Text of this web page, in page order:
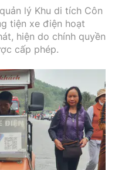
lý Khu di tích Côn
tiện xe điện hoạt
hiện do chính quyền
cấp phép.